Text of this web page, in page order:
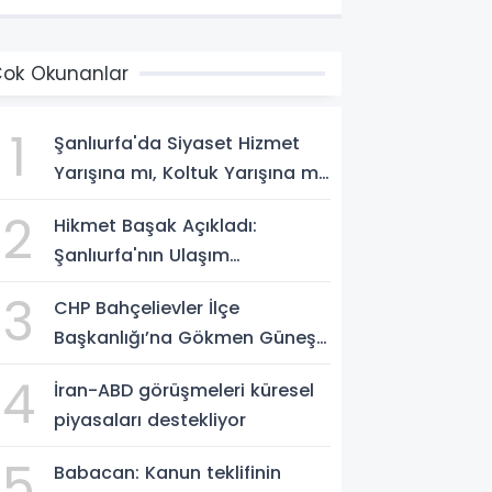
Okunanlar
1
Şanlıurfa'da Siyaset Hizmet
Yarışına mı, Koltuk Yarışına mı
2
Hikmet Başak Açıkladı:
Şanlıurfa'nın Ulaşım
3
CHP Bahçelievler İlçe
Başkanlığı’na Gökmen Güneş
4
İran-ABD görüşmeleri küresel
piyasaları destekliyor
Babacan: Kanun teklifinin